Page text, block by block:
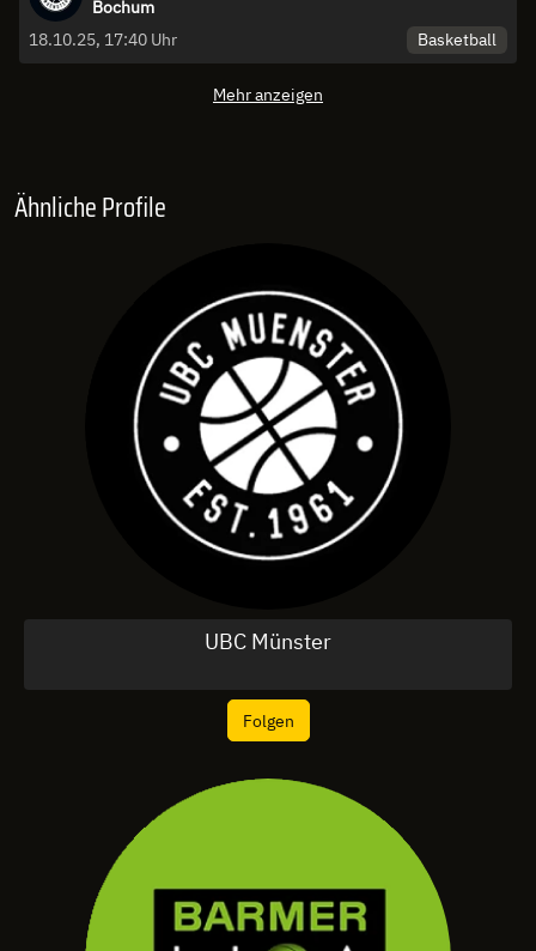
Bochum
18.10.25, 17:40 Uhr
Basketball
Mehr anzeigen
Ähnliche Profile
UBC Münster
Folgen